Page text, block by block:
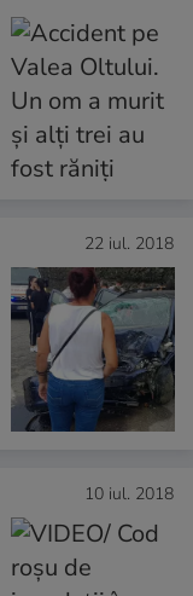
22 iul. 2018
10 iul. 2018